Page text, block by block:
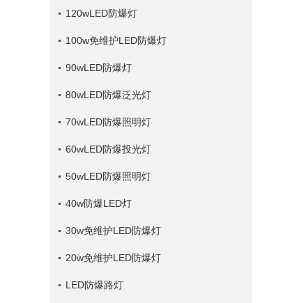
120wLED防爆灯
100w免维护LED防爆灯
90wLED防爆灯
80wLED防爆泛光灯
70wLED防爆照明灯
60wLED防爆投光灯
50wLED防爆照明灯
40w防爆LED灯
30w免维护LED防爆灯
20w免维护LED防爆灯
LED防爆路灯